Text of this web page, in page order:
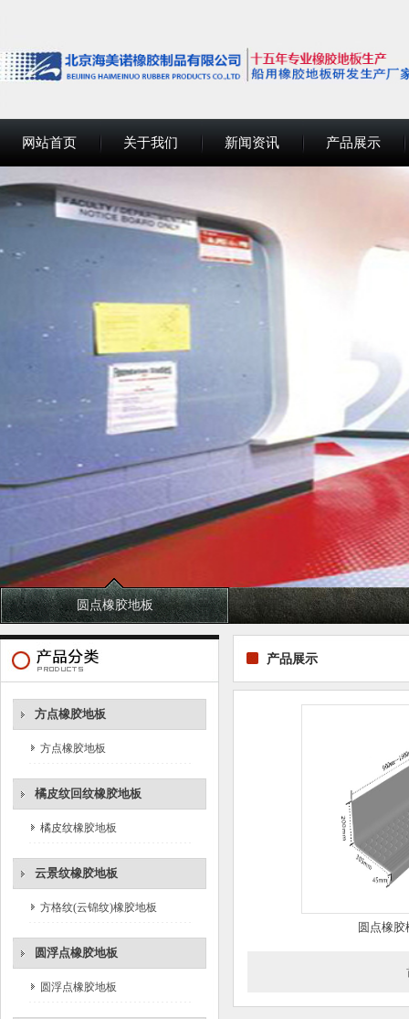
网站首页 关于我们 新闻资讯 产品展示
圆点橡胶地板
方点橡胶地板
方点橡胶地板
橘皮纹回纹橡胶地板
橘皮纹橡胶地板
云景纹橡胶地板
方格纹(云锦纹)橡胶地板
圆浮点橡胶地板
圆浮点橡胶地板
产品展示
圆点橡